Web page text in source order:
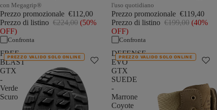
con Megagrip®
Prezzo promozionale €112,00
Prezzo di listino €224,00 (50%
OFF)
Confronta
l'uso quotidiano
Prezzo promozionale €119,40
Prezzo di listino €199,00 (40%
OFF)
Confronta
FREE
BLAST
GTX
-
Verde
Scuro
PREZZO VALIDO SOLO ONLINE
DEFENSE
EVO
GTX
SUEDE
-
Marrone
Coyote
PREZZO VALIDO SOLO ONLINE